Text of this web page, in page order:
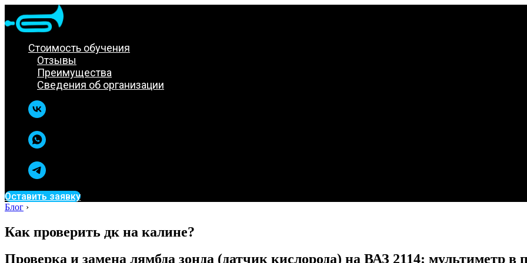
Стоимость обучения
Отзывы
Преимущества
Сведения об организации
Оставить заявку
Блог ›
Как проверить дк на калине?
Проверка и замена лямбда зонда (датчик кислорода) на ВАЗ 2114: мультиметр в